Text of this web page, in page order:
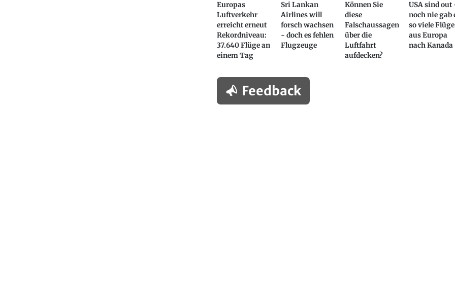
Europas
Luftverkehr
erreicht erneut
Rekordniveau:
37.640 Flüge an
einem Tag
Sri Lankan
Airlines will
forsch wachsen
- doch es fehlen
Flugzeuge
Können Sie
diese
Falschaussagen
über die
Luftfahrt
aufdecken?
USA sind out
noch nie gab
so viele Flüge
aus Europa
nach Kanada
Feedback